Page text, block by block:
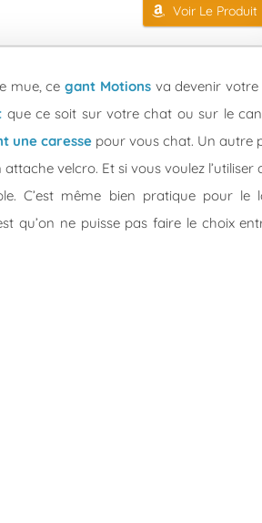
Voir Le Produit
mue, cegant Motionsva devenir votre
que ce soit sur votre chat ou sur le
une caressepour vous chat. Un autre
velcro. Et si vous voulez l’utiliser
C’est même bien pratique pour le
qu’on ne puisse pas faire le choix